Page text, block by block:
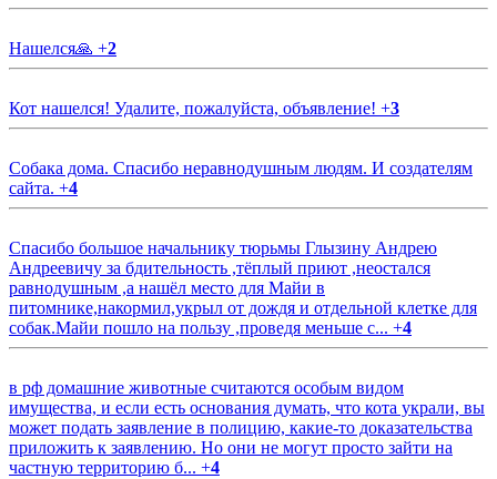
Нашелся🙏 +2
Кот нашелся! Удалите, пожалуйста, объявление! +3
Собака дома. Спасибо неравнодушным людям. И создателям
сайта. +4
Спасибо большое начальнику тюрьмы Глызину Андрею
Андреевичу за бдительность ,тёплый приют ,неостался
равнодушным ,а нашёл место для Майи в
питомнике,накормил,укрыл от дождя и отдельной клетке для
собак.Майи пошло на пользу ,проведя меньше с... +4
в рф домашние животные считаются особым видом
имущества, и если есть основания думать, что кота украли, вы
может подать заявление в полицию, какие-то доказательства
приложить к заявлению. Но они не могут просто зайти на
частную территорию б... +4